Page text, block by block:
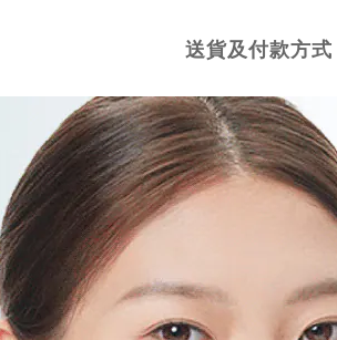
送貨及付款方式